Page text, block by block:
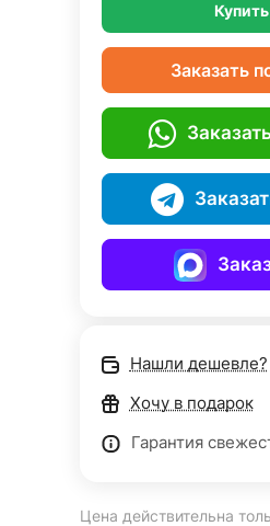
Заказать
Нашли дешевле?
Хочу в подарок
Гарантия
Цена действительна